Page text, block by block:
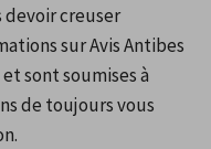
devoir creuser
sur Avis Antibes
sont soumises à
de toujours vous